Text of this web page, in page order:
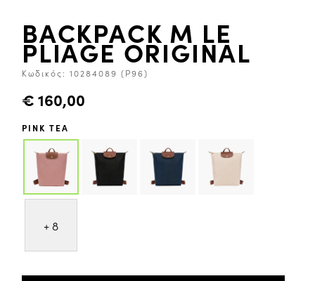
BACKPACK M LE
PLIAGE ORIGINAL
Κωδικός: 10284089 (P96)
€ 160,00
PINK TEA
+ 8